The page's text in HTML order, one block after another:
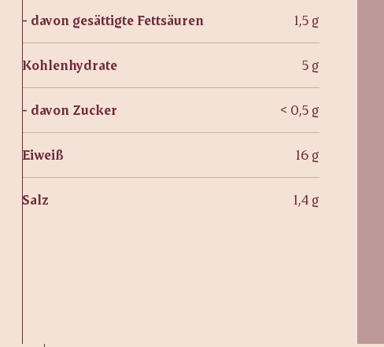
- davon gesättigte Fettsäuren 1,5 g
Kohlenhydrate 5 g
- davon Zucker < 0,5 g
Eiweiß 16 g
Salz 1,4 g